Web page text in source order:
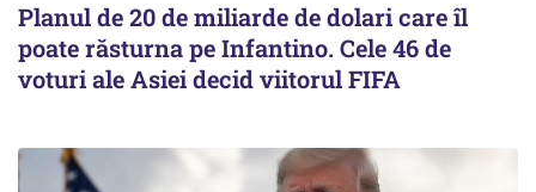
Planul de 20 de miliarde de dolari care îl
poate răsturna pe Infantino. Cele 46 de
voturi ale Asiei decid viitorul FIFA